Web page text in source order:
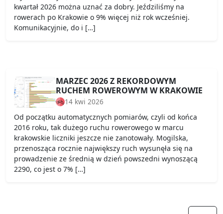
kwartał 2026 można uznać za dobry. Jeździliśmy na
rowerach po Krakowie o 9% więcej niż rok wcześniej.
Komunikacyjnie, do i […]
MARZEC 2026 Z REKORDOWYM
RUCHEM ROWEROWYM W KRAKOWIE
14 kwi 2026
Od początku automatycznych pomiarów, czyli od końca
2016 roku, tak dużego ruchu rowerowego w marcu
krakowskie liczniki jeszcze nie zanotowały. Mogilska,
przenosząca rocznie największy ruch wysunęła się na
prowadzenie ze średnią w dzień powszedni wynoszącą
2290, co jest o 7% […]